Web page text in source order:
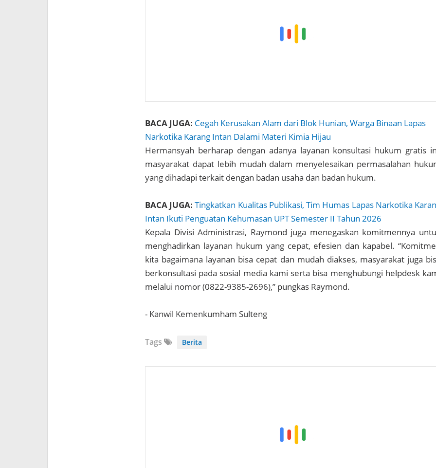
BACA JUGA: Cegah Kerusakan Alam dari Blok Hunian, Warga Binaan Lapas
Narkotika Karang Intan Dalami Materi Kimia Hijau
Hermansyah berharap dengan adanya layanan konsultasi hukum gratis
masyarakat dapat lebih mudah dalam menyelesaikan permasalahan
yang dihadapi terkait dengan badan usaha dan badan hukum.
BACA JUGA: Tingkatkan Kualitas Publikasi, Tim Humas Lapas Narkotika
Intan Ikuti Penguatan Kehumasan UPT Semester II Tahun 2026
Kepala Divisi Administrasi, Raymond juga menegaskan komitmennya
menghadirkan layanan hukum yang cepat, efesien dan kapabel.
kita bagaimana layanan bisa cepat dan mudah diakses, masyarakat juga
berkonsultasi pada sosial media kami serta bisa menghubungi helpdesk
melalui nomor (0822-9385-2696),” pungkas Raymond.
- Kanwil Kemenkumham Sulteng
Tags Berita